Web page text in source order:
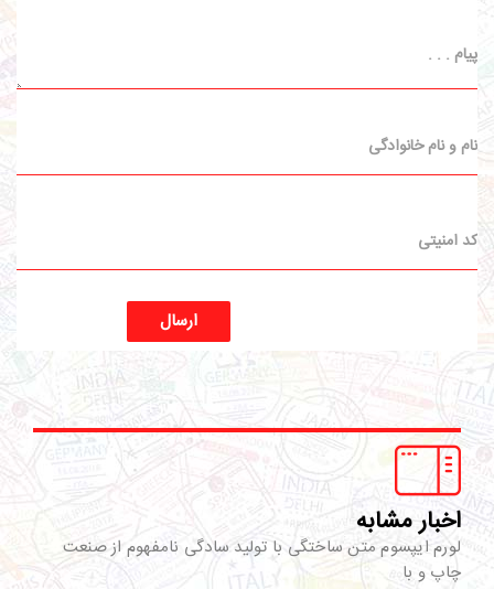
ارسال
اخبار مشابه
لورم ایپسوم متن ساختگی با تولید سادگی نامفهوم از صنعت
چاپ و با